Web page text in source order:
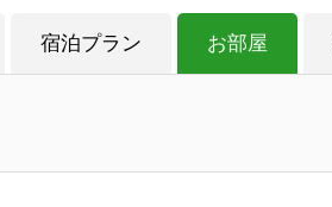
宿泊プラン お部屋